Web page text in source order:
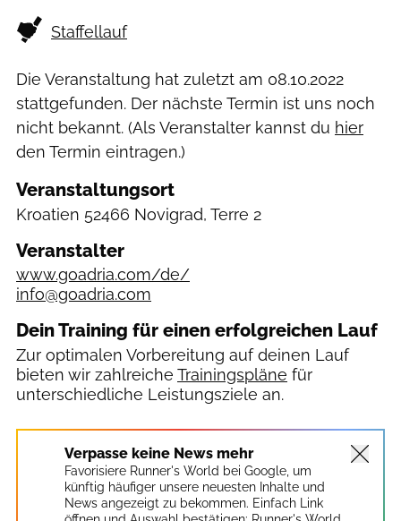
Staffellauf
Die Veranstaltung hat zuletzt am 08.10.2022
stattgefunden. Der nächste Termin ist uns noch
nicht bekannt. (Als Veranstalter kannst du hier
den Termin eintragen.)
Veranstaltungsort
Kroatien 52466 Novigrad, Terre 2
Veranstalter
www.goadria.com/de/
info@goadria.com
Dein Training für einen erfolgreichen Lauf
Zur optimalen Vorbereitung auf deinen Lauf
bieten wir zahlreiche Trainingspläne für
unterschiedliche Leistungsziele an.
Verpasse keine News mehr
Favorisiere Runner's World bei Google, um
künftig häufiger unsere neuesten Inhalte und
News angezeigt zu bekommen. Einfach Link